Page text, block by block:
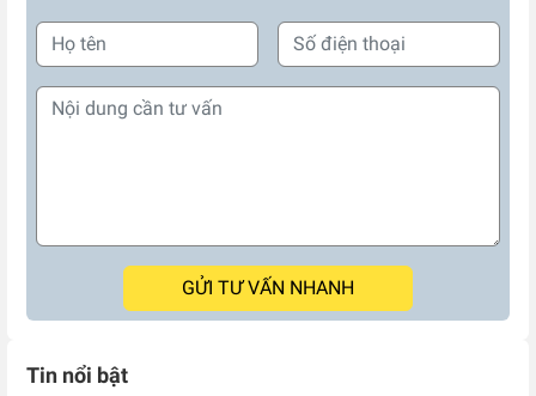
GỬI TƯ VẤN NHANH
Tin nổi bật